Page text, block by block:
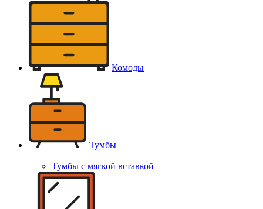
Комоды
Тумбы
Тумбы с мягкой вставкой